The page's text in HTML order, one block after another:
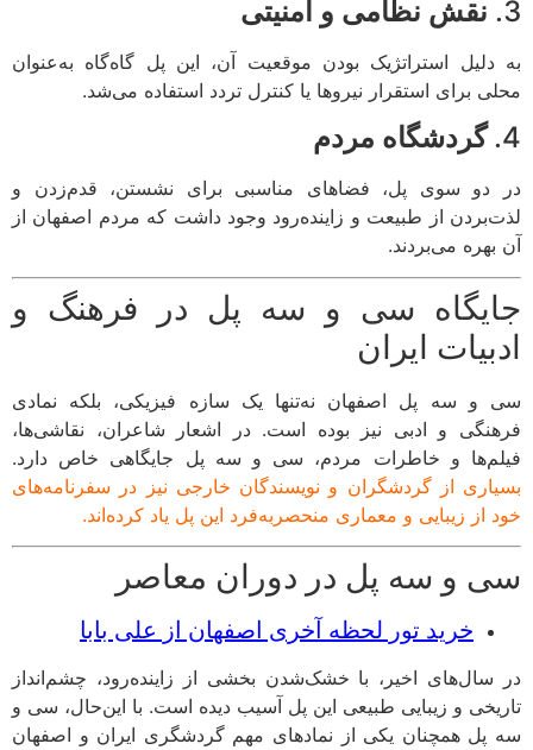
نقش نظامی و امنیتی
استراتژیک بودن موقعیت آن، این پل گاه‌گاه به‌عنوان
برای استقرار نیروها یا کنترل تردد استفاده می‌شد.
گردشگاه مردم
دو سوی پل، فضاهای مناسبی برای نشستن، قدم‌زدن و
از طبیعت و زاینده‌رود وجود داشت که مردم اصفهان از
می‌بردند.
سی و سه پل در فرهنگ و
ایران
سه پل اصفهان نه‌تنها یک سازه فیزیکی، بلکه نمادی
و ادبی نیز بوده است. در اشعار شاعران، نقاشی‌ها،
و خاطرات مردم، سی و سه پل جایگاهی خاص دارد.
از گردشگران و نویسندگان خارجی نیز در سفرنامه‌های
از زیبایی و معماری منحصربه‌فرد این پل یاد کرده‌اند.
و سه پل در دوران معاصر
خرید تور لحظه آخری اصفهان از علی بابا
اخیر، با خشک‌شدن بخشی از زاینده‌رود، چشم‌انداز
و زیبایی طبیعی این پل آسیب دیده است. با این‌حال، سی و
همچنان یکی از نمادهای مهم گردشگری ایران و اصفهان